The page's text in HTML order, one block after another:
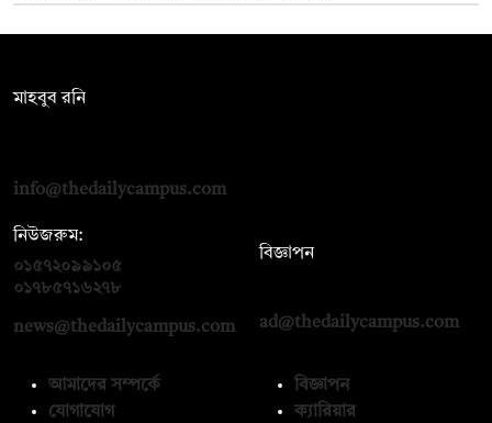
মাহবুব রনি
info@thedailycampus.com
নিউজরুম:
০১৫৭২০৯৯১০৫
০১৭৮৫৭১৬২৭৮
news@thedailycampus.com
বিজ্ঞাপন
ad@thedailycampus.com
আমাদের সম্পর্কে
যোগাযোগ
বিজ্ঞাপন
ক্যারিয়ার